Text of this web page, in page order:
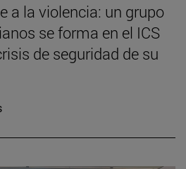
a la violencia: un grupo
se forma en el ICS
de seguridad de su